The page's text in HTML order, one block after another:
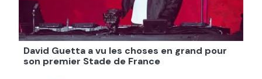
David Guetta a vu les choses en grand pour
son premier Stade de France